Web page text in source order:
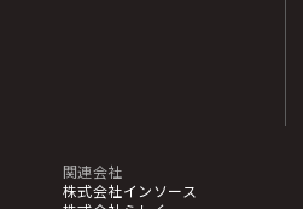
関連会社
株式会社インソース